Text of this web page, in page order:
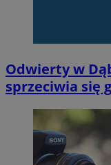
Odwierty w
sprzeciwia się